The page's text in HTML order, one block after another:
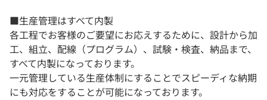
■生産管理はすべて内製
各工程でお客様のご要望にお応えするために、設計から加
工、組立、配線（プログラム）、試験・検査、納品まで、
すべて内製になっております。
一元管理している生産体制にすることでスピーディな納期
にも対応をすることが可能になっております。